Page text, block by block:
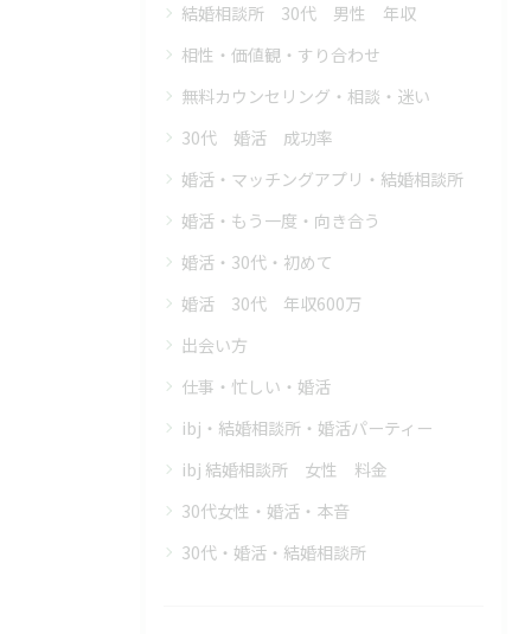
結婚相談所 30代 男性 年収
相性・価値観・すり合わせ
無料カウンセリング・相談・迷い
30代 婚活 成功率
婚活・マッチングアプリ・結婚相談所
婚活・もう一度・向き合う
婚活・30代・初めて
婚活 30代 年収600万
出会い方
仕事・忙しい・婚活
ibj・結婚相談所・婚活パーティー
ibj 結婚相談所 女性 料金
30代女性・婚活・本音
30代・婚活・結婚相談所